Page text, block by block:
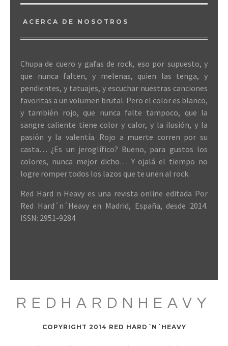
ACERCA DE NOSOTROS
Chupa de cuero y gafas de rock, eso por supuesto, y
que nunca falten, y melenas, quien las tenga, y
pendientes, y tatuajes, y escuchar nuestras canciones
favoritas a un volumen brutal. Pero el color es blanco,
y también rojo, que nunca falte tampoco, que la
sangre caliente tiene color y calor, y la ilusión, y la
pasión y la valentía. Rojo a muerte corren por su
casta… ¿Es un jeroglífico? Bueno, para gustos los
colores, nunca mejor dicho… Y ojalá el tiempo no
logre romper todos los lazos que te unen al rock.
Red Hard n Heavy es una revista online editada Por
Red Hard´n´Heavy en Madrid, España, desde 2014.
ISSN: 2951-9284
REDHARDNHEAVY
COPYRIGHT 2014 RED HARD´N´HEAVY